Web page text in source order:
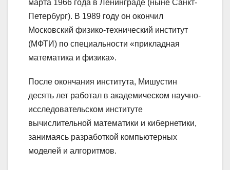
марта 1966 года в Ленинграде (ныне Санкт-
Петербург). В 1989 году он окончил
Московский физико-технический институт
(МФТИ) по специальности «прикладная
математика и физика».
После окончания института, Мишустин
десять лет работал в академическом научно-
исследовательском институте
вычислительной математики и кибернетики,
занимаясь разработкой компьютерных
моделей и алгоритмов.